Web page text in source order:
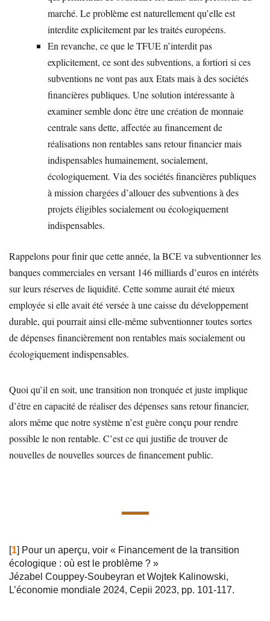
marché. Le problème est naturellement qu’elle est
interdite explicitement par les traités européens.
En revanche, ce que le TFUE n’interdit pas
explicitement, ce sont des subventions, a fortiori si ces
subventions ne vont pas aux Etats mais à des sociétés
financières publiques. Une solution intéressante à
examiner semble donc être une création de monnaie
centrale sans dette, affectée au financement de
réalisations non rentables sans retour financier mais
indispensables humainement, socialement,
écologiquement. Via des sociétés financières publiques
à mission chargées d’allouer des subventions à des
projets éligibles socialement ou écologiquement
indispensables.
Rappelons pour finir que cette année, la BCE va subventionner les
banques commerciales en versant 146 milliards d’euros en intérêts
sur leurs réserves de liquidité. Cette somme aurait été mieux
employée si elle avait été versée à une caisse du développement
durable, qui pourrait ainsi elle-même subventionner toutes sortes
de dépenses financièrement non rentables mais socialement ou
écologiquement indispensables.
Quoi qu’il en soit, une transition non tronquée et juste implique
d’être en capacité de réaliser des dépenses sans retour financier,
alors même que notre système n’est guère conçu pour rendre
possible le non rentable. C’est ce qui justifie de trouver de
nouvelles de nouvelles sources de financement public.
[1] Pour un aperçu, voir « Financement de la transition
écologique : où est le problème ? »
Jézabel Couppey-Soubeyran et Wojtek Kalinowski,
L’économie mondiale 2024, Cepii 2023, pp. 101-117.